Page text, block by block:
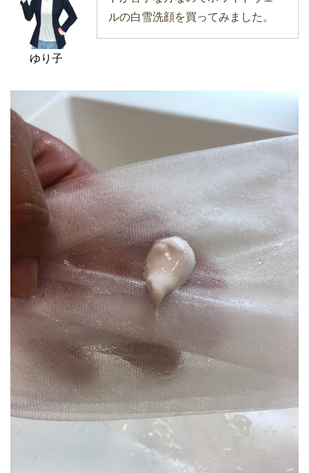
ゆり子
ルの白雪洗顔を買ってみました。